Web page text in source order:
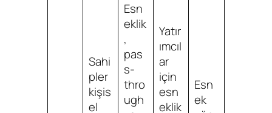
Sahi
pler
kişis
el
Esn
eklik
,
pas
s-
thro
ugh
Yatır
ımcıl
ar
için
esn
eklik
Esn
ek